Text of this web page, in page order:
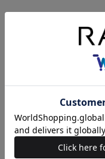
sacai